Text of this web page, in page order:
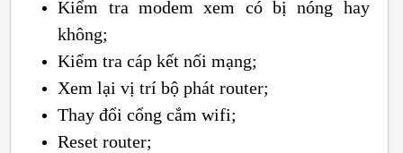
Kiểm tra modem xem có bị nóng hay
không;
Kiểm tra cáp kết nối mạng;
Xem lại vị trí bộ phát router;
Thay đổi cổng cắm wifi;
Reset router;